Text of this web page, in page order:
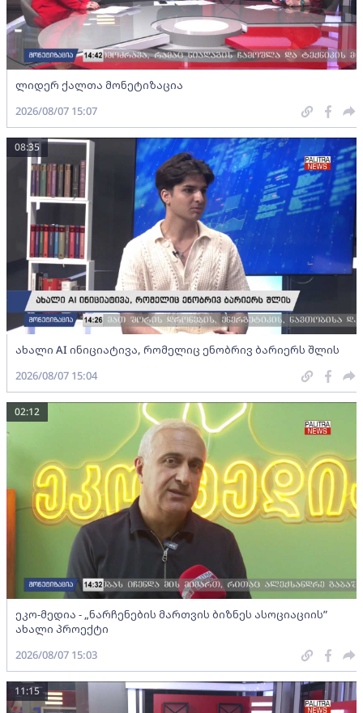
ლიდერ ქალთა მონეტიზაცია
2026/08/07 15:07
ახალი AI ინიციატივა, რომელიც ენობრივ ბარიერს შლის
08:35
2026/08/07 15:04
ეკო-მედია - „ნარჩენების მართვის ბიზნეს ასოციაციის”
ახალი პროექტი
02:12
2026/08/07 15:03
11:15